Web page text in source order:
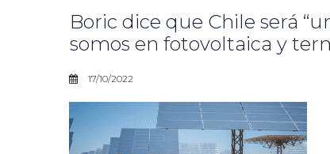
Boric dice que Chile será
somos en fotovoltaica y
17/10/2022